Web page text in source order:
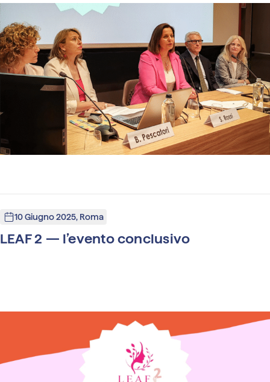
10 Giugno 2025, Roma
LEAF 2 — l’evento conclusivo